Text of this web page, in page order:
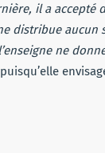
il a accepté
distribue aucun
ne